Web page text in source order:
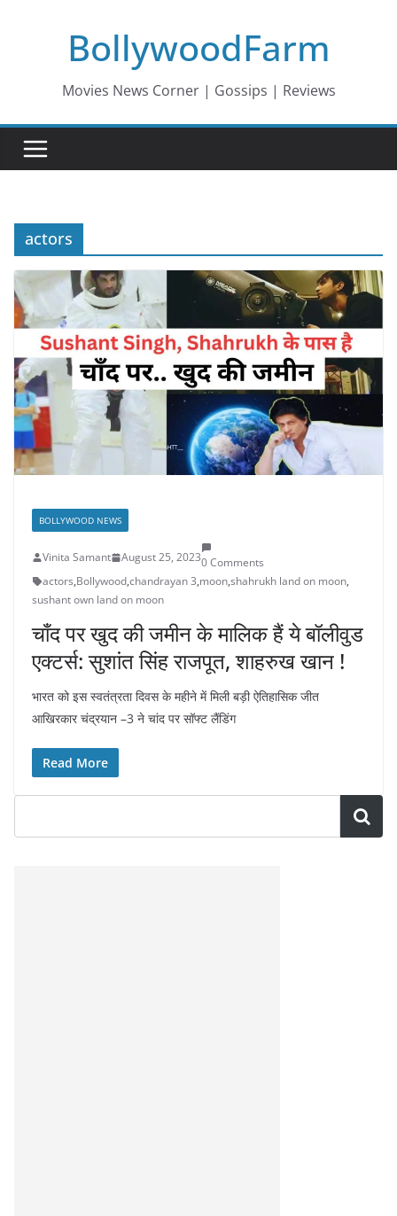
BollywoodFarm
Movies News Corner | Gossips | Reviews
actors
BOLLYWOOD NEWS
Vinita Samant August 25, 20230 Comments
actors,Bollywood,chandrayan 3,moon,shahrukh land on moon,
sushant own land on moon
चाँद पर खुद की जमीन के मालिक हैं ये बॉलीवुड
एक्टर्स: सुशांत सिंह राजपूत, शाहरुख खान !
भारत को इस स्वतंत्रता दिवस के महीने में मिली बड़ी ऐतिहासिक जीत
आखिरकार चंद्रयान –3 ने चांद पर सॉफ्ट लैंडिंग
Read More